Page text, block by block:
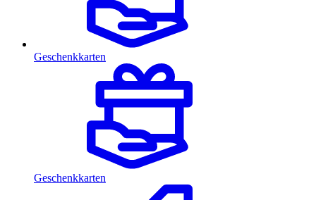
Geschenkkarten
Geschenkkarten